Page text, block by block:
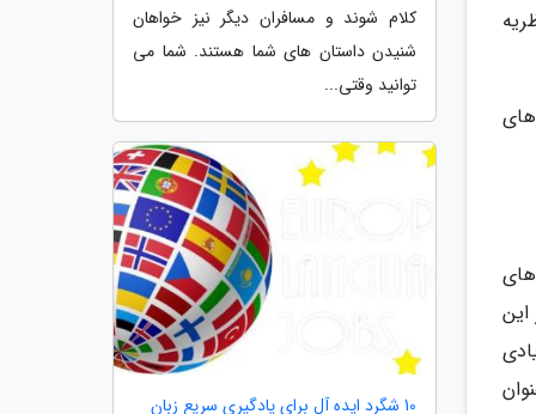
کلام شوند و مسافران دیگر نیز خواهان
شنیدن داستان های شما هستند. شما می
توانید وقتی...
10 شگرد ایده آل برای یادگیری سریع زبان